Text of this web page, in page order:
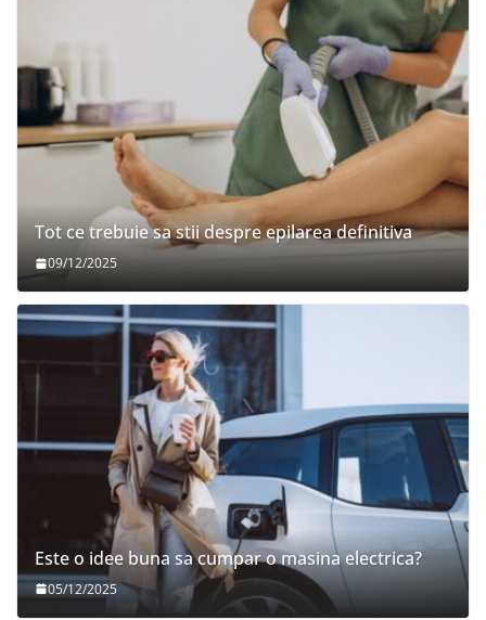
Tot ce trebuie sa stii despre epilarea definitiva
09/12/2025
Este o idee buna sa cumpar o masina electrica?
05/12/2025